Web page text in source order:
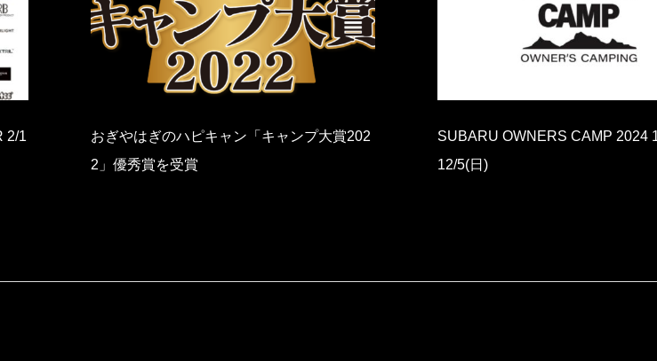
賞202
SUBARU OWNERS CAMP 2024 12/5(土)～
12/5(日)
OUTDOOR THINS 2025
8(火)～20(木)